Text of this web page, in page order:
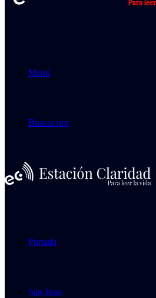
Menú
Buscar por
Portada
San Juan